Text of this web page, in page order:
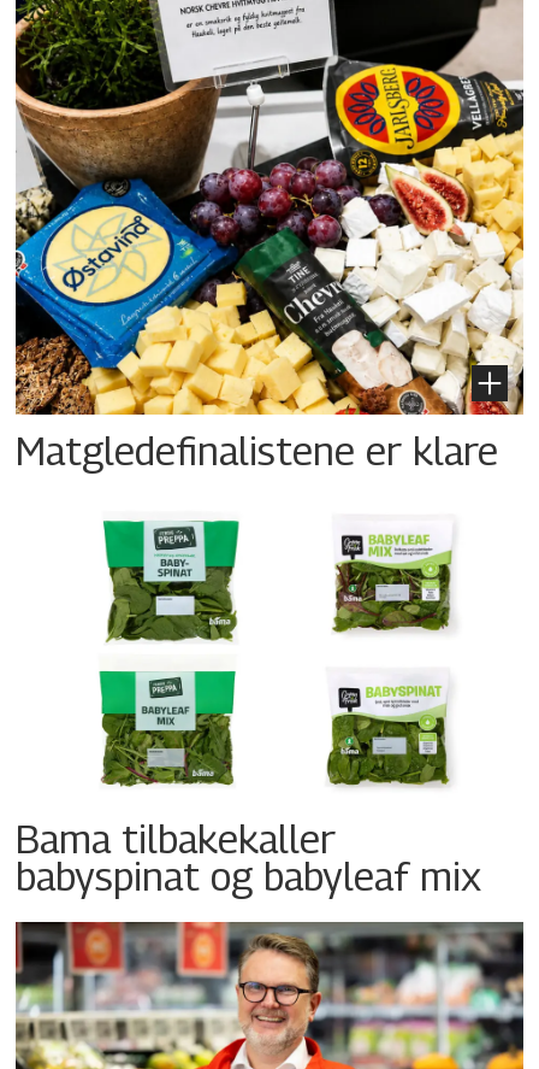
Matgledefinalistene er klare
Bama tilbakekaller
babyspinat og babyleaf mix